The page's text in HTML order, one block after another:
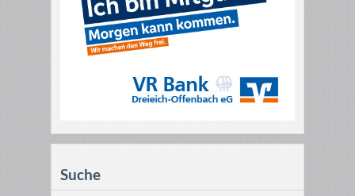
Suche